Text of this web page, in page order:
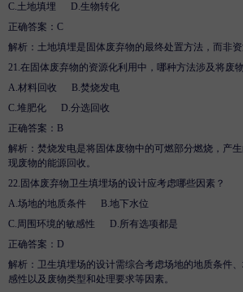
C.土地填埋 D.生物转化
正确答案： C
解析 ：土地填埋是固体废弃物的最终处置方法，而非资
21.在固体废弃物的资源化利用中，哪种方法涉及将废
A.材料回收 B.焚烧发电
C.堆肥化 D.分选回收
正确答案： B
解析 ：焚烧发电是将固体废物中的可燃部分燃烧，产
现废物的能源回收。
22. 固体废弃物卫生填埋场的设计应考虑哪些因素？
A.场地的地质条件 B.地下水位
C.周围环境的敏感性 D.所有选项都是
正确答案： D
解析 ：卫生填埋场的设计需综合考虑场地的地质条件
感性以及废物类型和处理要求等因素。